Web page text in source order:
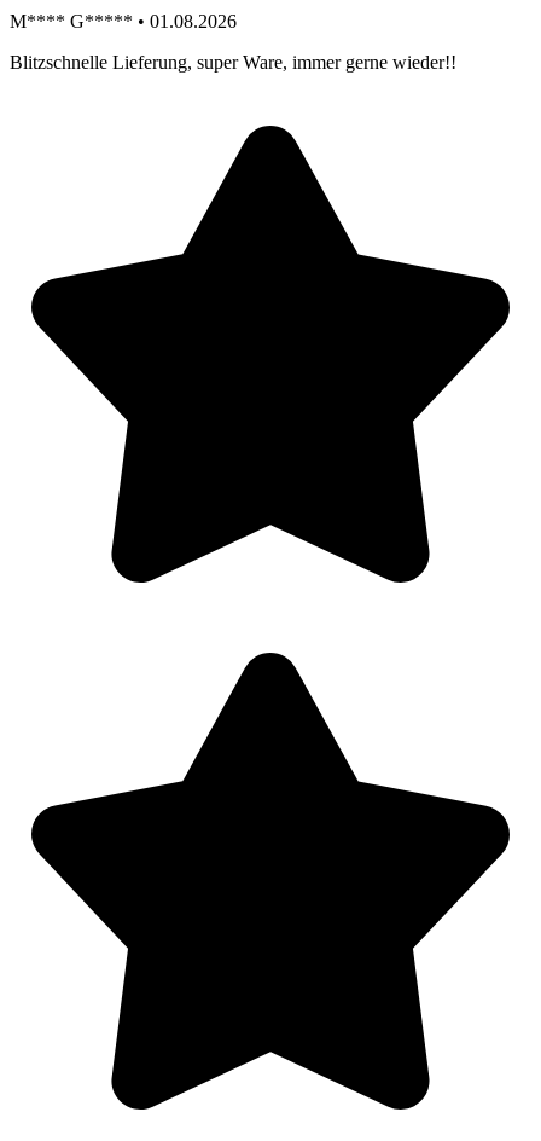
M**** G***** • 01.08.2026
Blitzschnelle Lieferung, super Ware, immer gerne wieder!!